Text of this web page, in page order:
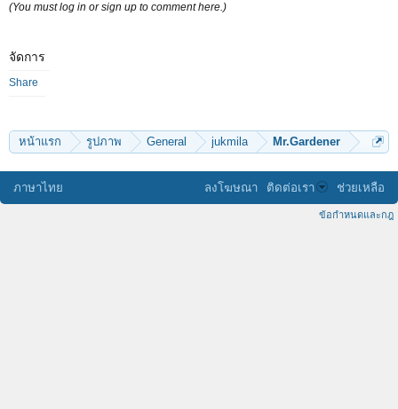
(You must log in or sign up to comment here.)
จัดการ
Share
หน้าแรก รูปภาพ General jukmila Mr.Gardener
ภาษาไทย ลงโฆษณา ติดต่อเรา ช่วยเหลือ
ข้อกำหนดและกฎ